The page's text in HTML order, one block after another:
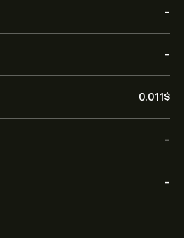
-
-
0.011‎$‎
-
-